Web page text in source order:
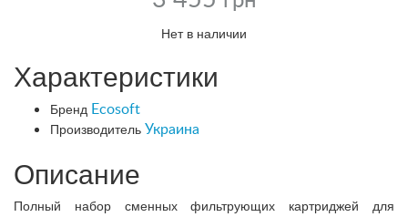
Нет в наличии
Характеристики
Бренд Ecosoft
Производитель Украина
Описание
Полный набор сменных фильтрующих картриджей для